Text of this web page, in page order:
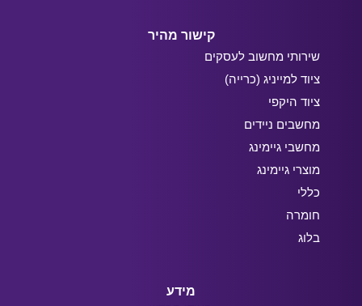
קישור מהיר
שירותי מחשוב לעסקים
ציוד למייניג (כרייה)
ציוד היקפי
מחשבים ניידים
מחשבי גיימינג
מוצרי גיימינג
כללי
חומרה
בלוג
מידע